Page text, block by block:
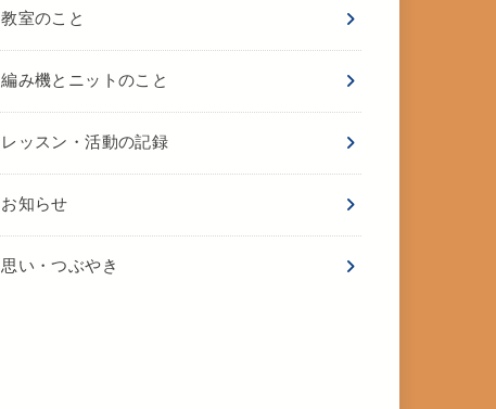
教室のこと
編み機とニットのこと
レッスン・活動の記録
お知らせ
思い・つぶやき